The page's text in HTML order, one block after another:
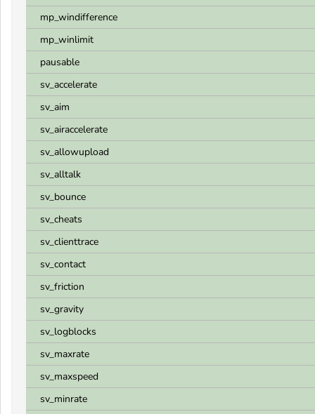
mp_windifference
mp_winlimit
pausable
sv_accelerate
sv_aim
sv_airaccelerate
sv_allowupload
sv_alltalk
sv_bounce
sv_cheats
sv_clienttrace
sv_contact
sv_friction
sv_gravity
sv_logblocks
sv_maxrate
sv_maxspeed
sv_minrate